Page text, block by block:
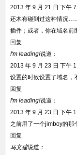
2013 年 9 月 21 日 下午
还木有碰到过这种情况
插件；或者，你在域名前
回复
I'm leading!说道：
2013 年 9 月 23 日 下午
设置的时候设置了域名，
回复
I'm leading!说道：
2013 年 9 月 23 日 下午
之前用了一个jimboy的那
回复
马文建说道：